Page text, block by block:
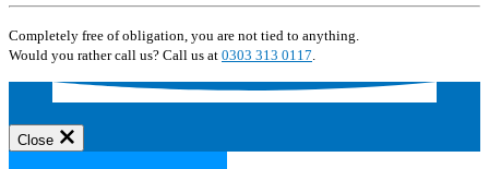
Completely free of obligation, you are not tied to anything.
Would you rather call us? Call us at 0303 313 0117.
Close